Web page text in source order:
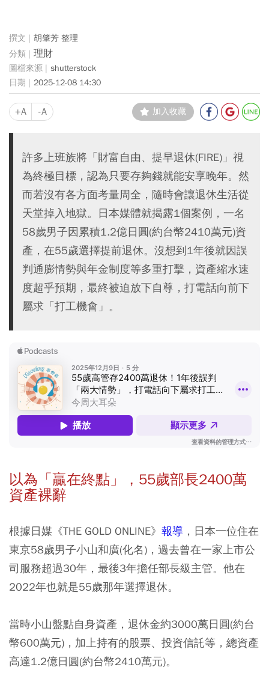
胡肇芳 整理
理財
shutterstock
2025-12-08 14:30
+A -A 加入收藏
許多上班族將「財富自由、提早退休(FIRE)」視
為終極目標，認為只要存夠錢就能安享晚年。然
而若沒有各方面考量周全，隨時會讓退休生活從
天堂掉入地獄。日本媒體就揭露1個案例，一名
58歲男子因累積1.2億日圓(約台幣2410萬元)資
產，在55歲選擇提前退休。沒想到1年後就因誤
判通膨情勢與年金制度等多重打擊，資產縮水速
度超乎預期，最終被迫放下自尊，打電話向前下
屬求「打工機會」。
以為「贏在終點」，55歲部長2400萬
資產裸辭
根據日媒《THE GOLD ONLINE》 報導 ，日本一位住在
東京58歲男子小山和廣(化名)，過去曾在一家上市公
司服務超過30年，最後3年擔任部長級主管。他在
2022年也就是55歲那年選擇退休。
當時小山盤點自身資產，退休金約3000萬日圓(約台
幣600萬元)，加上持有的股票、投資信託等，總資產
高達1.2億日圓(約台幣2410萬元)。